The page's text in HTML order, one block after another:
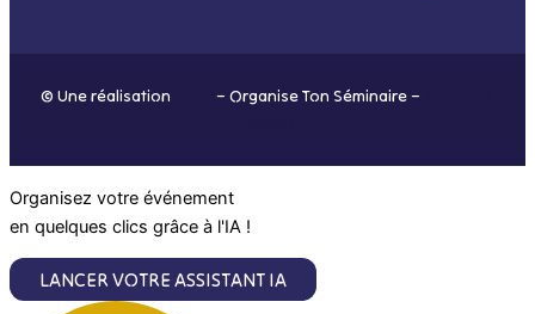
© Une réalisation – Organise Ton Séminaire –
Organisez votre événement
en quelques clics grâce à l'IA !
LANCER VOTRE ASSISTANT IA